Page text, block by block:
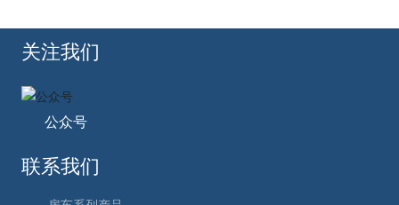
联系我们
关注我们
公众号